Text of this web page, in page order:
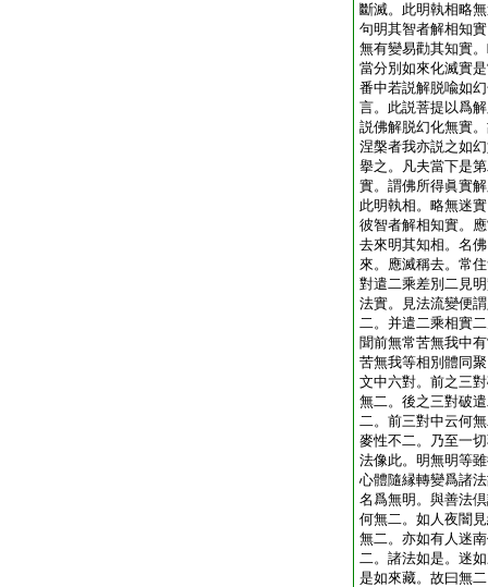
斷滅。此明執相略
句明其智者解相知
無有變易勸其知實
當分別如來化滅實
番中若説解脱喩如
言。此説菩提以爲
説佛解脱幻化無實
涅槃者我亦説之如
擧之。凡夫當下是
實。謂佛所得眞實
此明執相。略無迷
彼智者解相知實。
去來明其知相。名
來。應滅稱去。常
對遣二乘差別二見
法實。見法流變便
二。并遣二乘相實
聞前無常苦無我中
苦無我等相別體同
文中六對。前之三
無二。後之三對破
二。前三對中云何
麥性不二。乃至一
法像此。明無明等
心體隨縁轉變爲諸
名爲無明。與善法
何無二。如人夜闇
無二。亦如有人迷
二。諸法如是。迷
是如來藏。故曰無